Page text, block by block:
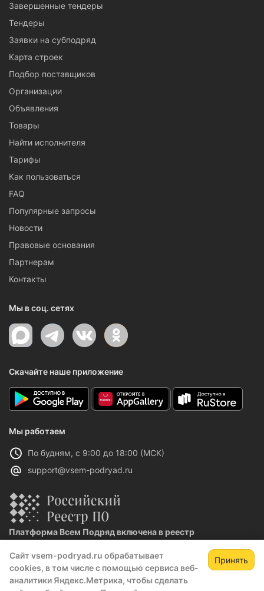
Сайт vsem-podryad.ru обрабатывает
cookies, в том числе с помощью сервиса веб-
аналитики Яндекс.Метрика, чтобы сделать
Принять
Завершенные тендеры
Тендеры
Заявки на субподряд
Карта строек
Подбор поставщиков
Организации
Объявления
Товары
Найти исполнителя
Тарифы
Как пользоваться
FAQ
Популярные запросы
Новости
Правовые основания
Партнерам
Контакты
Мы в соц. сетях
Скачайте наше приложение
Мы работаем
По будням, с 9:00 до 18:00 (МСК)
support@vsem-podryad.ru
Платформа Всем Подряд включена в реестр
Реестровая запись №32021 от 06.02.2026